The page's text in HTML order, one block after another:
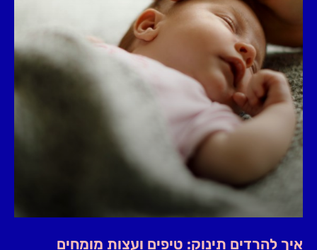
איך להרדים תינוק: טיפים ועצות מומחים